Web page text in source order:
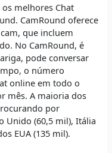
melhores Chat
CamRound oferece
que incluem
No CamRound, é
pode conversar
o número
online em todo o
mês. A maioria dos
por
Unido (60,5 mil), Itália
EUA (135 mil).